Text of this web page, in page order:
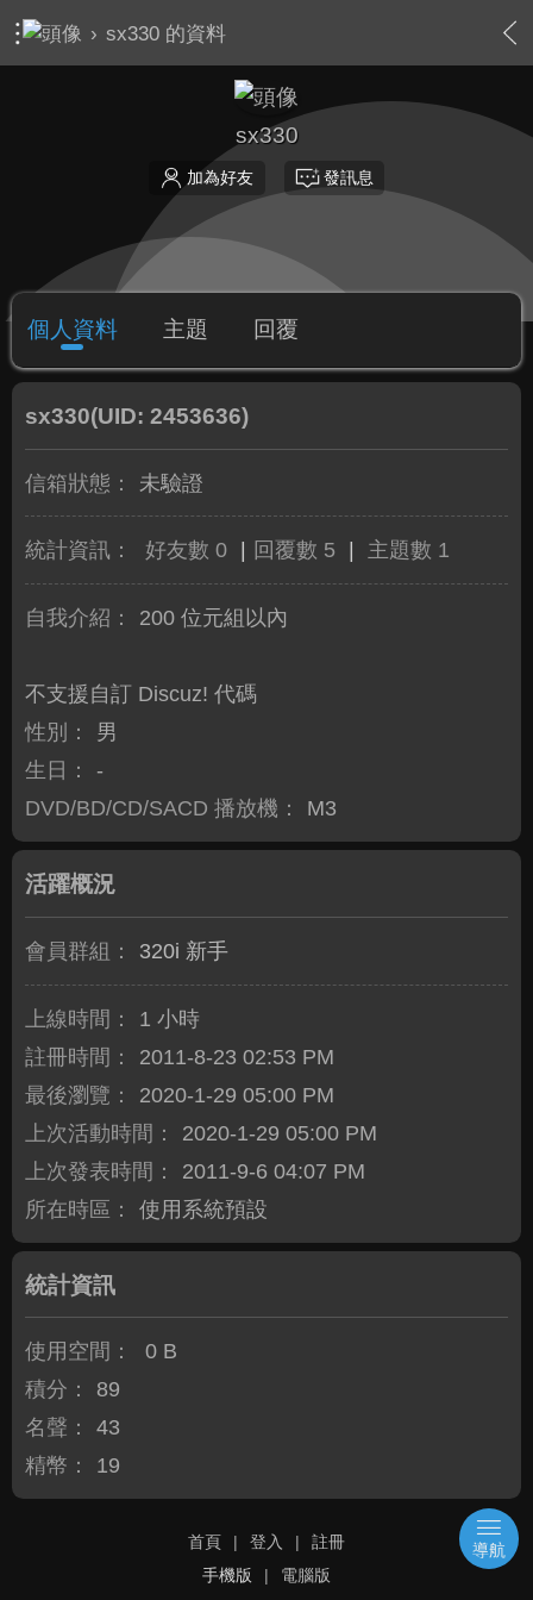
› sx330 的資料
sx330
加為好友 發訊息
個人資料 主題 回覆
sx330(UID: 2453636)
信箱狀態： 未驗證
統計資訊： 好友數 0 回覆數 5 主題數 1
自我介紹： 200 位元組以內
不支援自訂 Discuz! 代碼
性別：
男
生日：
-
DVD/BD/CD/SACD 播放機：
M3
活躍概況
會員群組： 320i 新手
上線時間：
1 小時
註冊時間：
2011-8-23 02:53 PM
最後瀏覽：
2020-1-29 05:00 PM
上次活動時間：
2020-1-29 05:00 PM
上次發表時間：
2011-9-6 04:07 PM
所在時區：
使用系統預設
統計資訊
使用空間：
0 B
積分：
89
名聲：
43
精幣：
19
首頁 | 登入 |
註冊
手機版
| 電腦版
導航